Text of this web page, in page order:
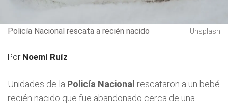
Policía Nacional rescata a recién nacido Unsplash
Por Noemí Ruíz
Unidades de la Policía Nacional rescataron a un bebé
recién nacido que fue abandonado cerca de una